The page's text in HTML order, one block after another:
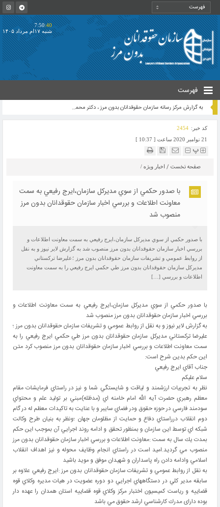
7:50:40
شنبه ۱۷ام مرداد ۱۴۰۵
فهرست
به گزارش مرکز رسانه سازمان حقوقدانان بدون مرز ، دکتر محمد الماسی معاون قضایی سازمان حقوقدانان بدون مرز در نسبت به اقدامات تروریستی اخیر و شهادت سردار صیاد خدایی واکنش نشان داد متن بیانیه وی بدین شرح است:
کد خبر: 2454
21 نوامبر 2020 ساعت [ 10:37 ]
پ
صفحه نخست/ اخبار ویژه /
با صدور حكمي از سوي مديركل سازمان،ايرج رفيعي به سمت
معاونت اطلاعات و بررسي اخبار سازمان حقوقدانان بدون مرز
منصوب شد
با صدور حكمي از سوي مديركل سازمان،ايرج رفيعي به سمت معاونت اطلاعات و
بررسي اخبار سازمان حقوقدانان بدون مرز منصوب شد به گزارش لاير نيوز و به نقل
از روابط عمومي و تشريفات سازمان حقوقدانان بدون مرز ؛عليرضا تركستاني
مديركل سازمان حقوقدانان بدون مرز طي حكمي ايرج رفيعي را به سمت معاونت
اطلاعات و بررسي […]
با صدور حكمي از سوي مديركل سازمان،ايرج رفيعي به سمت معاونت اطلاعات و
بررسي اخبار سازمان حقوقدانان بدون مرز منصوب شد
به گزارش لاير نيوز و به نقل از روابط عمومي و تشريفات سازمان حقوقدانان بدون مرز ؛
عليرضا تركستاني مديركل سازمان حقوقدانان بدون مرز طي حكمي ايرج رفيعي را به
سمت معاونت اطلاعات و بررسي اخبار سازمان حقوقدانان بدون مرز منصوب كرد متن
اين حكم بدين شرح است:
جناب آقاي ايرج رفيعي
سلام عليكم
نظر به تجربيات ارزشمند و لياقت و شايستگي شما و نيز در راستاي فرمايشات مقام
معظم رهبري حضرت آيه الله امام خامنه اي (مدظله)مبني بر توليد علم و محتواي
سودمند فارسي در حوزه حقوق ودر فضاي سايبر و با عنايت به تاكيدات معظم له در گام
دوم انقلاب درراستاي دفاع و حمايت از مظلومان جهان ؛ونظر به بنيان طرح وكالت
شبكه اي توسط اين سازمان و بمنظور تحقق و ادامه روند اجرايي آن بموجب اين حكم
بمدت يك سال به سمت :معاونت اطلاعات و بررسي اخبار سازمان حقوقدانان بدون مرز
منصوب مي گرديد.اميد است در راستاي انجام وظايف محوله و نيز اهداف انقلاب
اسلامي وادامه دادن راه پاسداران و شهيدان موفق و مويد باشيد
به نقل از روابط عمومي و تشريفات سازمان حقوقدانان بدون مرز :ايرج رفيعي علاوه بر
سابقه مدير كلي در دستگاههاي اجرايي دو دوره عضويت در هيات مديره وكلاي قوه
قضاييه و رياست كميسيون اختبار مركز وكلاي قوه قضاييه استان همدان را عهده دار
بوده دارای مدرك كارشناسي ارشد حقوق مي باشد